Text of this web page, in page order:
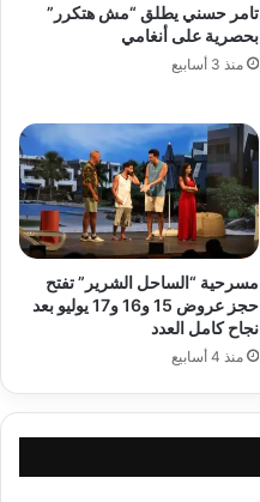
تامر حسني يطلق “مش هتكرر”
بحصرية على أنغامي
منذ 3 أسابيع
مسرحية “الساحل الشرير” تفتح
حجز عروض 15 و16 و17 يوليو بعد
نجاح كامل العدد
منذ 4 أسابيع